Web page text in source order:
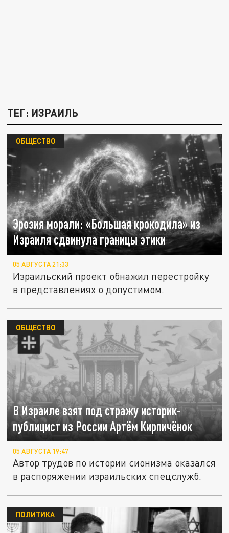
ТЕГ: ИЗРАИЛЬ
Эрозия морали: «Большая крокодила» из
Израиля сдвинула границы этики
ОБЩЕСТВО
05 АВГУСТА 21:33
Израильский проект обнажил перестройку
в представлениях о допустимом.
В Израиле взят под стражу историк-
публицист из России Артём Кирпичёнок
ОБЩЕСТВО
05 АВГУСТА 19:47
Автор трудов по истории сионизма оказался
в распоряжении израильских спецслужб.
ПОЛИТИКА